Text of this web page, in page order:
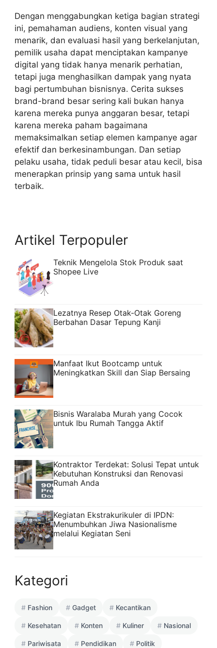
Dengan menggabungkan ketiga bagian strategi
ini, pemahaman audiens, konten visual yang
menarik, dan evaluasi hasil yang berkelanjutan,
pemilik usaha dapat menciptakan kampanye
digital yang tidak hanya menarik perhatian,
tetapi juga menghasilkan dampak yang nyata
bagi pertumbuhan bisnisnya. Cerita sukses
brand-brand besar sering kali bukan hanya
karena mereka punya anggaran besar, tetapi
karena mereka paham bagaimana
memaksimalkan setiap elemen kampanye agar
efektif dan berkesinambungan. Dan setiap
pelaku usaha, tidak peduli besar atau kecil, bisa
menerapkan prinsip yang sama untuk hasil
terbaik.
Artikel Terpopuler
Teknik Mengelola Stok Produk saat
Shopee Live
Lezatnya Resep Otak-Otak Goreng
Berbahan Dasar Tepung Kanji
Manfaat Ikut Bootcamp untuk
Meningkatkan Skill dan Siap Bersaing
Bisnis Waralaba Murah yang Cocok
untuk Ibu Rumah Tangga Aktif
Kontraktor Terdekat: Solusi Tepat untuk
Kebutuhan Konstruksi dan Renovasi
Rumah Anda
Kegiatan Ekstrakurikuler di IPDN:
Menumbuhkan Jiwa Nasionalisme
melalui Kegiatan Seni
Kategori
Fashion Gadget Kecantikan
Kesehatan Konten Kuliner Nasional
Pariwisata Pendidikan Politik